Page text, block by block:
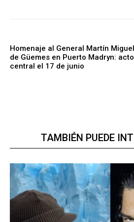
Homenaje al General Martín Miguel
de Güemes en Puerto Madryn: acto
central el 17 de junio
TAMBIÉN PUEDE